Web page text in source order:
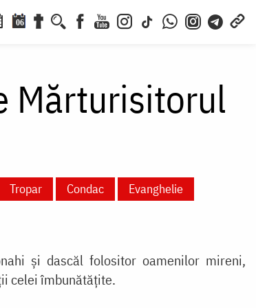
06
Mărturisitorul
Tropar Condac
Evanghelie
și dascăl folositor oamenilor mireni,
celei îmbunătățite.